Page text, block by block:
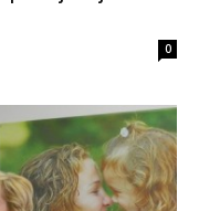
0